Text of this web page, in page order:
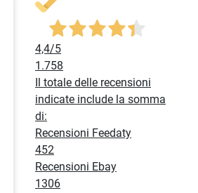
4,4/5
1.758
Il totale delle recensioni
indicate include la somma
di:
Recensioni Feedaty
452
Recensioni Ebay
1306